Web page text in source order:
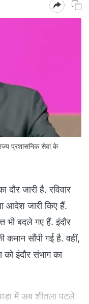
प्रशासनिक सेवा के
जारी है. रविवार
आदेश जारी किए हैं.
बदले गए हैं. इंदौर
कमान सौंपी गई है. वहीं,
को इंदौर संभाग का
में अब शीतला पटले